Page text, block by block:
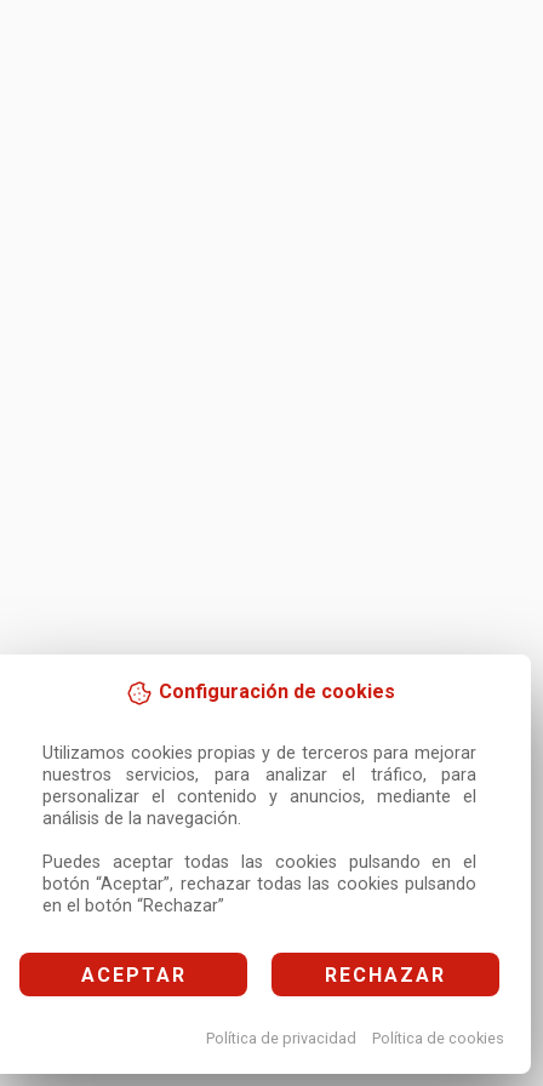
Configuración de cookies
Utilizamos cookies propias y de terceros para mejorar
nuestros servicios, para analizar el tráfico, para
personalizar el contenido y anuncios, mediante el
análisis de la navegación.
Puedes aceptar todas las cookies pulsando en el
botón “Aceptar”, rechazar todas las cookies pulsando
en el botón “Rechazar”
ACEPTAR RECHAZAR
Política de privacidad Política de cookies